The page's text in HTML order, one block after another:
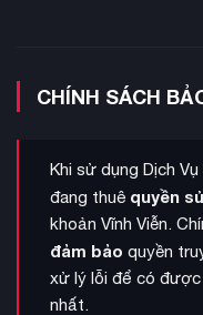
Game có tổng cộng 16
khoảng 10-15 giờ.
báu ẩn để khám phá.
điểm đa dạng như lâu
rậm bí ẩn. Mỗi khu vực
CHÍNH SÁCH
Khi sử dụng Dịch
đang thuê quyền
khoản Vĩnh Viễn.
đảm bảo quyền
xử lý lỗi để có
nhất.